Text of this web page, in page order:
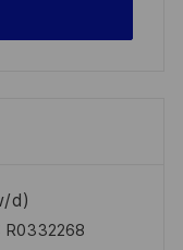
d)
R0332268